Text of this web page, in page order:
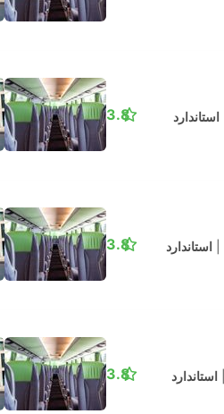
استاندارد 3.8
استاندارد 3.8
استاندارد 3.8